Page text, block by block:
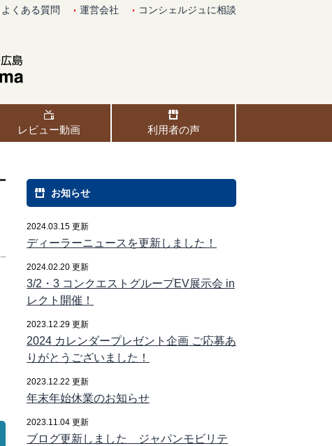
よくある質問 運営会社 コンシェルジュに相談
レビュー動画 利用者の声
お知らせ
2024.03.15 更新
ディーラーニュースを更新しました！
2024.02.20 更新
3/2・3 コンクエストグループEV展示会 in
レクト開催！
2023.12.29 更新
2024 カレンダープレゼント企画 ご応募あ
りがとうございました！
2023.12.22 更新
年末年始休業のお知らせ
2023.11.04 更新
ブログ更新しました ジャパンモビリテ